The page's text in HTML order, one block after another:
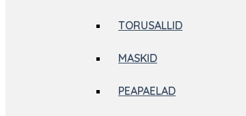
TORUSALLID
MASKID
PEAPAELAD